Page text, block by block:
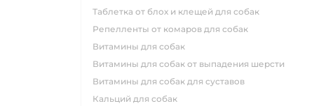
таблетка от блох и клещей для собак
репелленты от комаров для собак
витамины для собак
витамины для собак от выпадения шерсти
витамины для собак для суставов
кальций для собак